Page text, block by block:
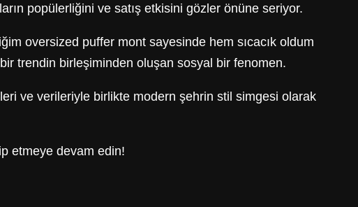
popülerliğini ve satış etkisini gözler önüne seriyor.
oversized puffer mont sayesinde hem sıcacık oldum
trendin birleşiminden oluşan sosyal bir fenomen.
ve verileriyle birlikte modern şehrin stil simgesi olarak
etmeye devam edin!